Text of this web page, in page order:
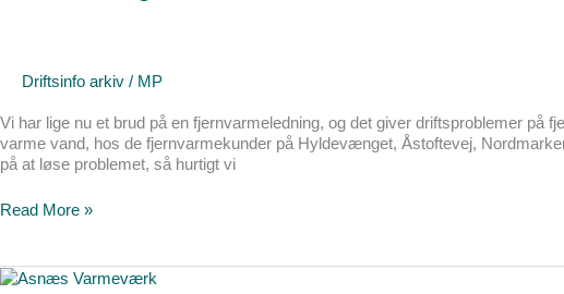
Driftsinfo arkiv / MP
Vi har lige nu et brud på en fjernvarmeledning, og det giver driftsproblemer
varme vand, hos de fjernvarmekunder på Hyldevænget, Åstoftevej,
på at løse problemet, så hurtigt vi
Asnæs
Read More »
Asnæs